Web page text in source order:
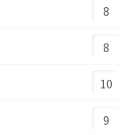
8
8
10
9